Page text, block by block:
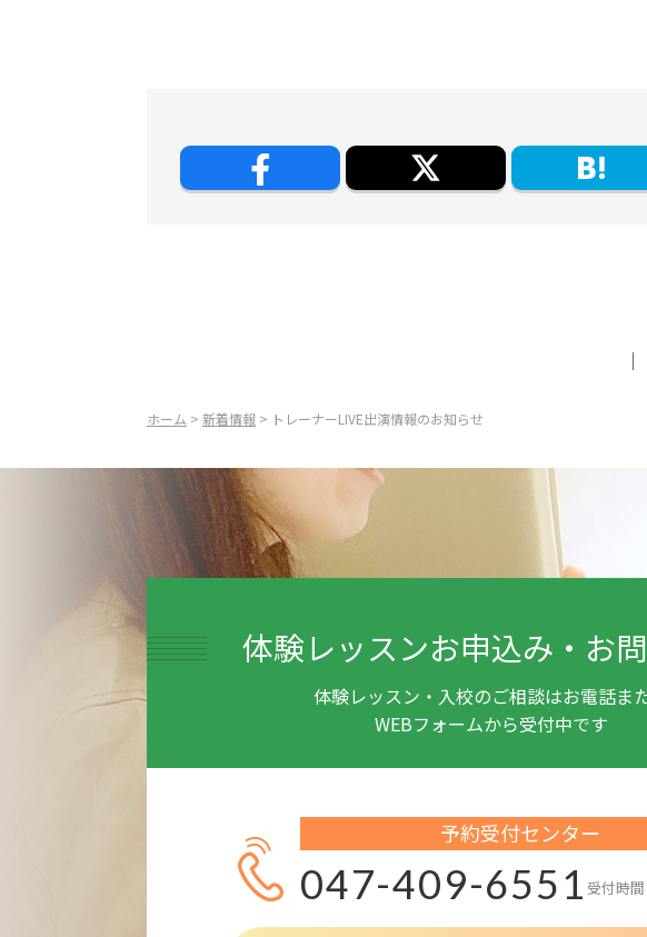
｜
ホーム > 新着情報 > トレーナーLIVE出演情報のお知らせ
体験レッスンお申込み・お
体験レッスン・入校のご相談はお電話ま
WEBフォームから受付中です
予約受付センター
047-409-6551 受付時間